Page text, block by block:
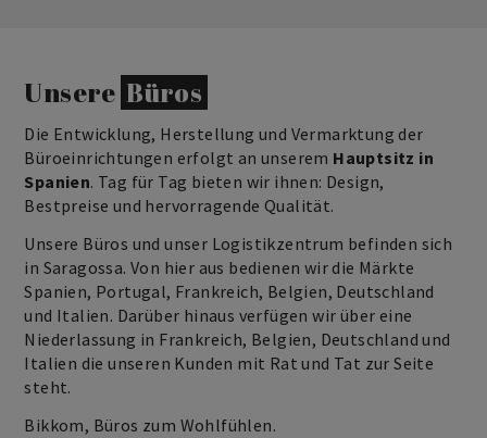
Unsere Büros
Die Entwicklung, Herstellung und Vermarktung der
Büroeinrichtungen erfolgt an unserem Hauptsitz in
Spanien. Tag für Tag bieten wir ihnen: Design,
Bestpreise und hervorragende Qualität.
Unsere Büros und unser Logistikzentrum befinden sich
in Saragossa. Von hier aus bedienen wir die Märkte
Spanien, Portugal, Frankreich, Belgien, Deutschland
und Italien. Darüber hinaus verfügen wir über eine
Niederlassung in Frankreich, Belgien, Deutschland und
Italien die unseren Kunden mit Rat und Tat zur Seite
steht.
Bikkom, Büros zum Wohlfühlen.